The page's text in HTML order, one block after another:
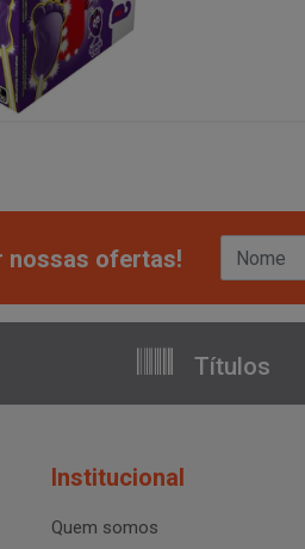
nossas ofertas!
Títulos
Institucional
Quem somos